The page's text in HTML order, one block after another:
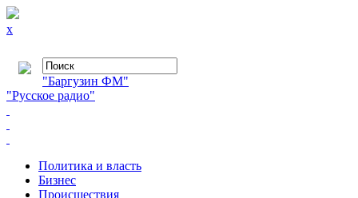
x
"Баргузин ФМ"
"Русское радио"
Политика и власть
Бизнес
Происшествия